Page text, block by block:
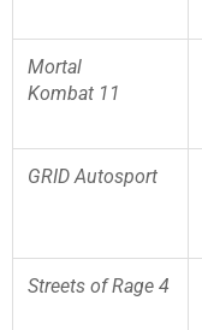
Mortal
Kombat 11
GRID Autosport
Streets of Rage 4